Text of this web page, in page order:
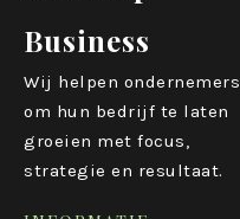
Business
Wij helpen ondernemers
om hun bedrijf te laten
groeien met focus,
strategie en resultaat.